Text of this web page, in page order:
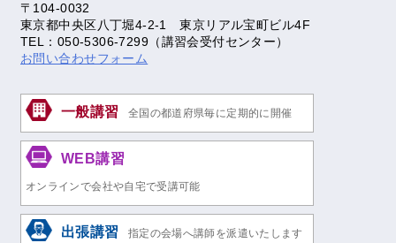
〒104-0032
東京都中央区八丁堀4-2-1 東京リアル宝町ビル4F
TEL：050-5306-7299（講習会受付センター）
お問い合わせフォーム
一般講習 全国の都道府県毎に定期的に開催
WEB講習
オンラインで会社や自宅で受講可能
出張講習 指定の会場へ講師を派遣いたします